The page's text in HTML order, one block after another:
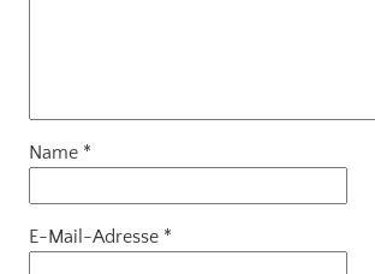
Name *
E-Mail-Adresse *